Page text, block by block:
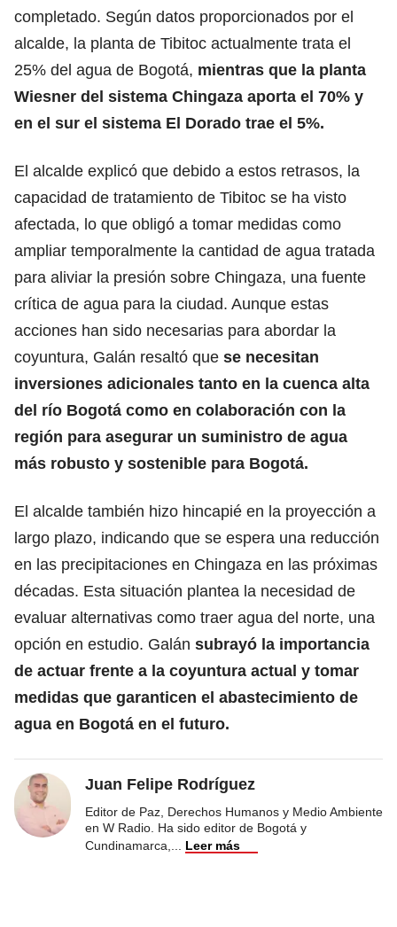
completado. Según datos proporcionados por el
alcalde, la planta de Tibitoc actualmente trata el
25% del agua de Bogotá, mientras que la planta
Wiesner del sistema Chingaza aporta el 70% y
en el sur el sistema El Dorado trae el 5%.
El alcalde explicó que debido a estos retrasos, la
capacidad de tratamiento de Tibitoc se ha visto
afectada, lo que obligó a tomar medidas como
ampliar temporalmente la cantidad de agua tratada
para aliviar la presión sobre Chingaza, una fuente
crítica de agua para la ciudad. Aunque estas
acciones han sido necesarias para abordar la
coyuntura, Galán resaltó que se necesitan
inversiones adicionales tanto en la cuenca alta
del río Bogotá como en colaboración con la
región para asegurar un suministro de agua
más robusto y sostenible para Bogotá.
El alcalde también hizo hincapié en la proyección a
largo plazo, indicando que se espera una reducción
en las precipitaciones en Chingaza en las próximas
décadas. Esta situación plantea la necesidad de
evaluar alternativas como traer agua del norte, una
opción en estudio. Galán subrayó la importancia
de actuar frente a la coyuntura actual y tomar
medidas que garanticen el abastecimiento de
agua en Bogotá en el futuro.
Juan Felipe Rodríguez
Editor de Paz, Derechos Humanos y Medio Ambiente
en W Radio. Ha sido editor de Bogotá y
Cundinamarca,
Leer más